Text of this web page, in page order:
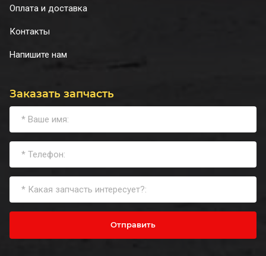
Заказать запчасть
Отправить
Оплата и доставка
Контакты
Напишите нам